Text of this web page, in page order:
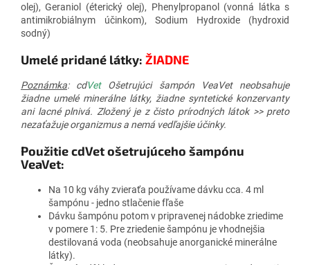
olej), Geraniol (éterický olej), Phenylpropanol (vonná látka s
antimikrobiálnym účinkom), Sodium Hydroxide (hydroxid
sodný)
Umelé pridané látky: ŽIADNE
Poznámka: cdVetOšetrujúci šampón VeaVet neobsahuje
žiadne umelé minerálne látky, žiadne syntetické konzervanty
ani lacné plnivá. Zložený je z čisto prírodných látok >> preto
nezaťažuje organizmus a nemá vedľajšie účinky.
Použitie cdVet ošetrujúceho šampónu
VeaVet:
Na 10 kg váhy zvieraťa používame dávku cca. 4 ml
šampónu - jedno stlačenie fľaše
Dávku šampónu potom v pripravenej nádobke zriedime
v pomere 1: 5. Pre zriedenie šampónu je vhodnejšia
destilovaná voda (neobsahuje anorganické minerálne
látky).